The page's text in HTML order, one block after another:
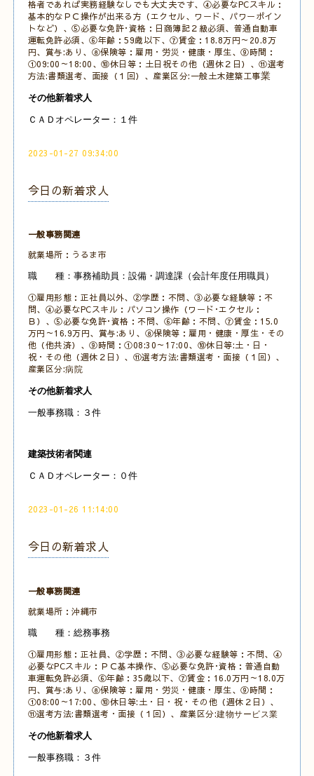
格者であれば実務経験なしでも大丈夫です、④必要なPCスキル：
基本的なＰＣ操作が出来る方（エクセル、ワード、パワーポイン
トなど） 、⑤必要な免許･資格：日商簿記２級必須、普通自動車
運転免許必須、⑥年齢：59歳以下、⑦賃金：18.8万円～20.8万
円、賞与:あり、⑧保険等：雇用・労災・健康・厚生、⑨時間：
①09:00～18:00、⑩休日等：土日祝その他 （週休２日）、⑪選考
方法:書類選考、面接（１回）、産業区分:一般土木建築工事業
その他新着求人
ＣＡＤオペレーター：１件
2023-01-27 09:34:00
今日の新着求人
一般事務関連
就業場所：うるま市
職 種：事務補助員：設備・調達課（会計年度任用職員）
①雇用形態：正社員以外、②学歴：不問、③必要な経験等：不
問、④必要なPCスキル：パソコン操作（ワード･エクセル：
Ｂ）、⑤必要な免許･資格：不問、⑥年齢：不問、⑦賃金：15.0
万円～16.9万円、賞与:あり、⑧保険等：雇用・健康・厚生・その
他（他共済）、⑨時間：①08:30～17:00、⑩休日等:土・日・
祝・その他（週休２日）、⑪選考方法:書類選考・面接（１回）、
産業区分:病院
その他新着求人
一般事務職：３件
建築技術者関連
ＣＡＤオペレーター：０件
2023-01-26 11:14:00
今日の新着求人
一般事務関連
就業場所：沖縄市
職 種：総務事務
①雇用形態：正社員、②学歴：不問、③必要な経験等：不問、④
必要なPCスキル：ＰＣ基本操作、⑤必要な免許･資格：普通自動
車運転免許必須、⑥年齢：35歳以下、⑦賃金：16.0万円～18.0万
円、賞与:あり、⑧保険等：雇用・労災・健康・厚生、⑨時間：
①08:00～17:00、⑩休日等:土・日・祝・その他（週休２日）、
⑪選考方法:書類選考・面接（１回）、産業区分:建物サービス業
その他新着求人
一般事務職：３件